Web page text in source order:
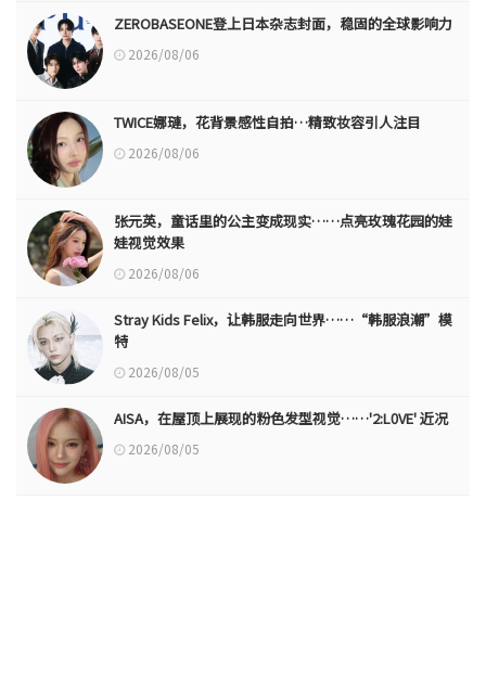
ZEROBASEONE登上日本杂志封面，稳固的全球影响力
2026/08/06
TWICE娜璉，花背景感性自拍…精致妆容引人注目
2026/08/06
张元英，童话里的公主变成现实……点亮玫瑰花园的娃
娃视觉效果
2026/08/06
Stray Kids Felix，让韩服走向世界……“韩服浪潮”模
特
2026/08/05
AISA，在屋顶上展现的粉色发型视觉……'2:L0VE' 近况
2026/08/05